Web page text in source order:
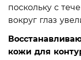
поскольку с
вокруг глаз
кожи для